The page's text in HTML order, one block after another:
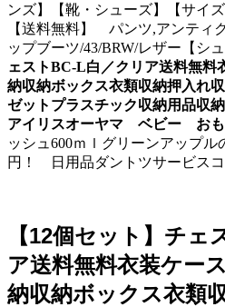
ンズ】【靴・シューズ】【サイ
【送料無料】 パンツ,アンテ
ップブーツ/43/BRW/レザー【シ
ェストBC-L白／クリア送料無料
納収納ボックス衣類収納押入れ
ゼットプラスチック収納用品収
アイリスオーヤマ ベビー おも
ッシュ600ｍｌグリーンアップル
円！ 日用品ダントツサービス
【12個セット】チェ
ア送料無料衣装ケー
納収納ボックス衣類